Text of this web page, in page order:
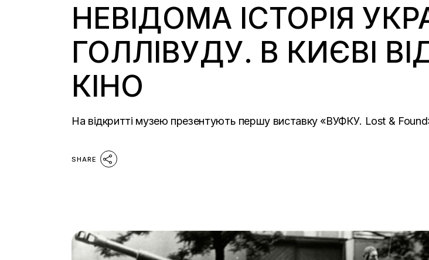
НЕВІДОМА ІСТОРІЯ
ГОЛЛІВУДУ. В КИЄВІ
КІНО
На відкритті музею презентують першу виставку «ВУФКУ. Lost &
SHARE